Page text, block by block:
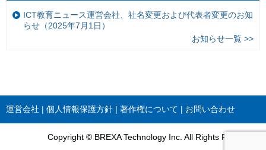
ICT教育ニュース運営会社、社名変更および代表者変更のお知
らせ（2025年7月1日）
お知らせ一覧 >>
運営会社 個人情報保護方針 著作権について お問い合わせ
Copyright © BREXA Technology Inc. All Rights Reserved.